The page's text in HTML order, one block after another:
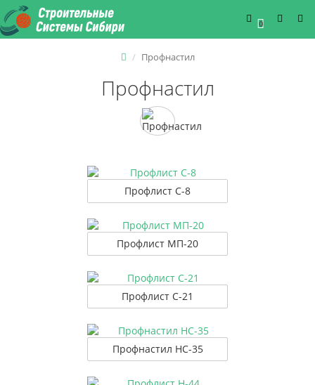
0
Профнастил
Профнастил
Профлист С-8
Профлист МП-20
Профлист С-21
Профнастил НС-35